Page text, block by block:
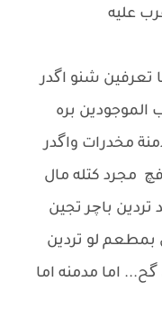
عليه
تعرفين شنو اگدر
بره
مخدرات واگدر
مجرد كتله مال
باچر تجين
بمطعم لو تردين
گح... اما مدمنه اما